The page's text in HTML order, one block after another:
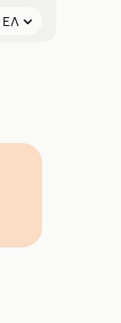
ΕΛ